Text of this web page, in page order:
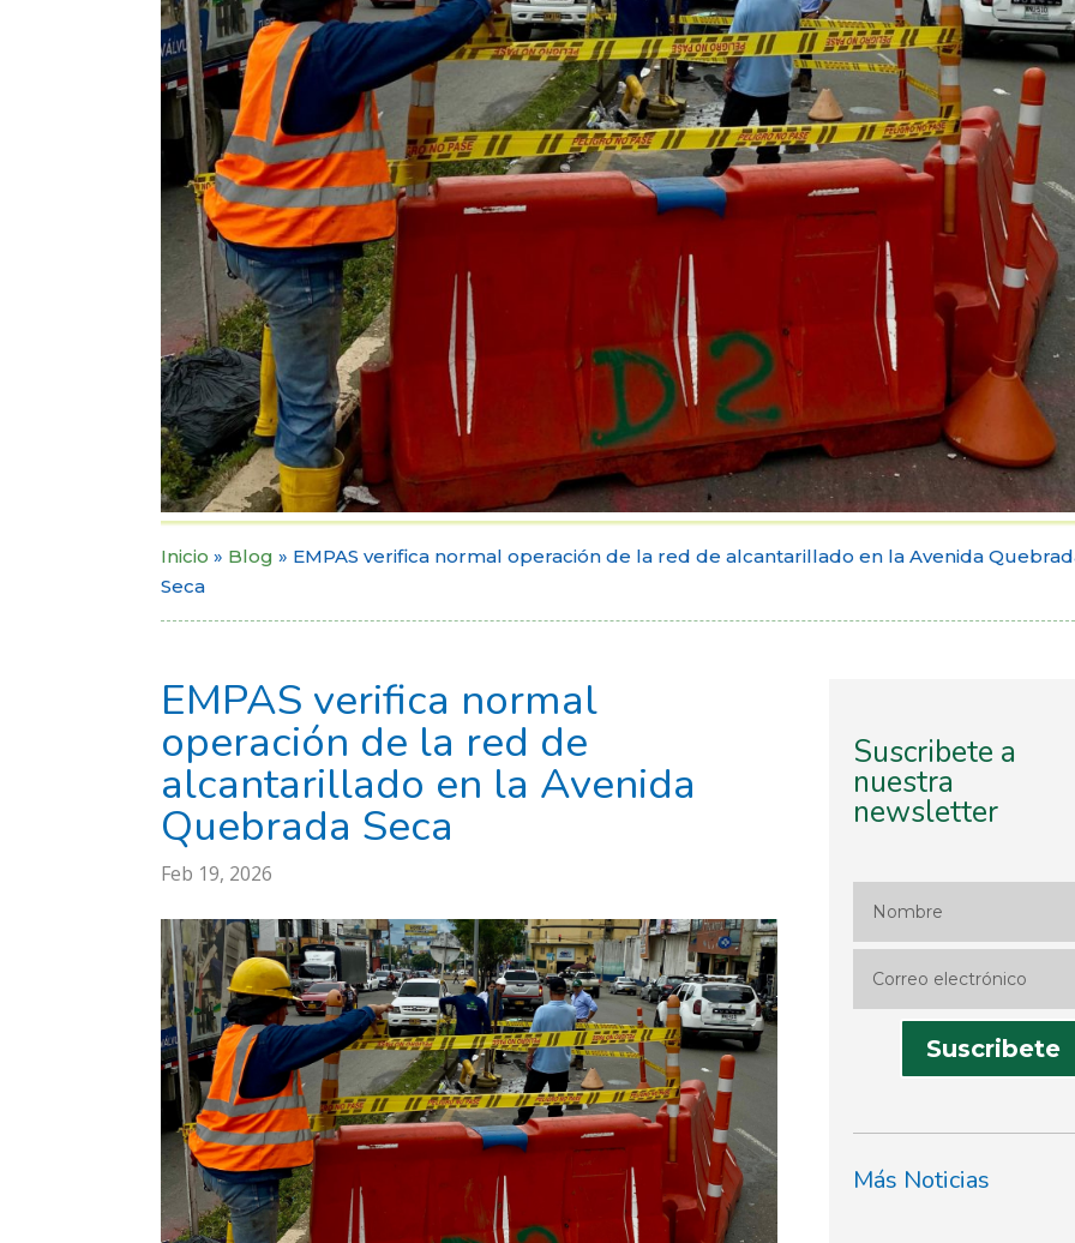
Inicio » Blog » EMPAS verifica normal operación de la red de alcantarillado en la Avenida
Seca
EMPAS verifica normal
operación de la red de
alcantarillado en la Avenida
Quebrada Seca
Feb 19, 2026
Suscribete a
nuestra
newsletter
Suscribete
Más Noticias